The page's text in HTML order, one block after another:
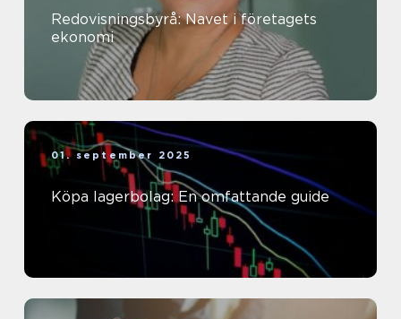
Redovisningsbyrå: Navet i företagets
ekonomi
01. september 2025
Köpa lagerbolag: En omfattande guide